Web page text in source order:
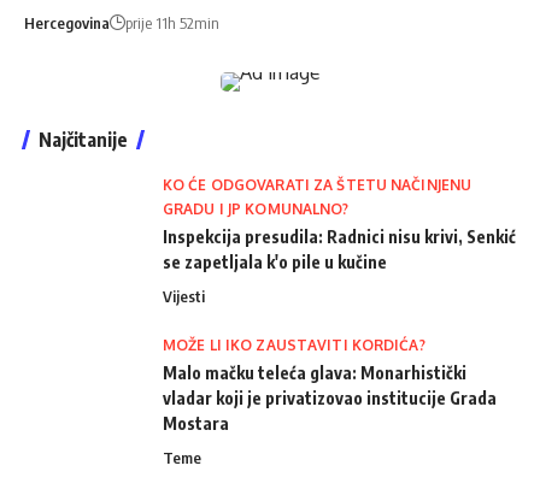
Hercegovina prije 11h 52min
Najčitanije
KO ĆE ODGOVARATI ZA ŠTETU NAČINJENU
GRADU I JP KOMUNALNO?
Inspekcija presudila: Radnici nisu krivi, Senkić
se zapetljala k'o pile u kučine
Vijesti
MOŽE LI IKO ZAUSTAVITI KORDIĆA?
Malo mačku teleća glava: Monarhistički
vladar koji je privatizovao institucije Grada
Mostara
Teme